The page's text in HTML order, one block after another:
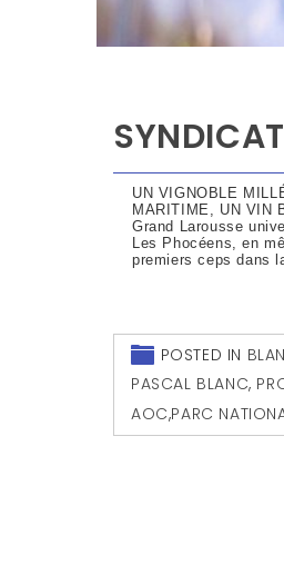
UN VIGNOBLE
MARITIME, UN VIN
Grand Larousse
Les Phocéens, en
premiers ceps dans
POSTED IN
PASCAL BLANC,
AOC,PARC